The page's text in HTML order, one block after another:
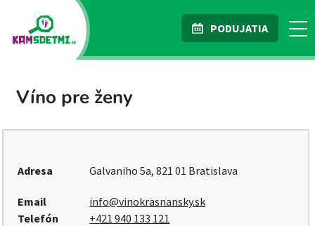
PODUJATIA
Víno pre ženy
Adresa Galvaniho 5a, 821 01 Bratislava
Email
info@vinokrasnansky.sk
Telefón
+421 940 133 121